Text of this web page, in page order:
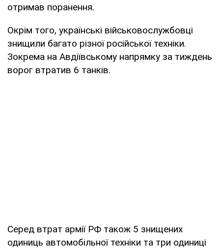
отримав поранення.
Окрім того, українські військовослужбовці
знищили багато різної російської техніки.
Зокрема на Авдіївському напрямку за тиждень
ворог втратив 6 танків.
Серед втрат армії РФ також 5 знищених
одиниць автомобільної техніки та три одиниці